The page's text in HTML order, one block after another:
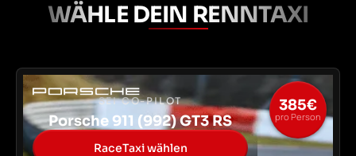
WÄHLE DEIN RENNTAXI
385€
pro Person
SEI CO-PILOT
Porsche 911 (992) GT3 RS
RaceTaxi wählen